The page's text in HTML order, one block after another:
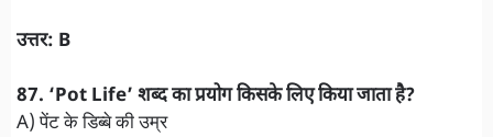
उत्तर: B
87. ‘Pot Life’ शब्द का प्रयोग किसके लिए किया जाता है?
A) पेंट के डिब्बे की उम्र